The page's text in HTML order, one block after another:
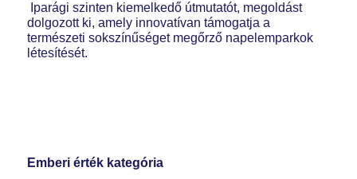
Iparági szinten kiemelkedő útmutatót, megoldást
dolgozott ki, amely innovatívan támogatja a
természeti sokszínűséget megőrző napelemparkok
létesítését.
Emberi érték kategória